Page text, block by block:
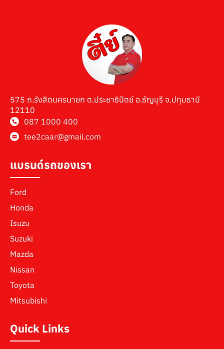
575 ถ.รังสิตนครนายก ต.ประชาธิปัตย์ อ.ธัญบุรี จ.ปทุมธานี
12110
087 1000 400
tee2caar@gmail.com
แบรนด์รถของเรา
Ford
Honda
Isuzu
Suzuki
Mazda
Nissan
Toyota
Mitsubishi
Quick Links